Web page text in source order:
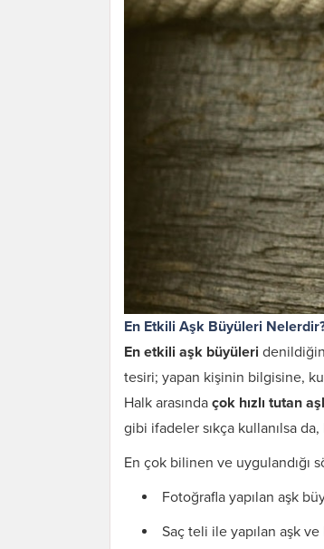
En Etkili Aşk Büyüleri
En etkili aşk büyüleri
tesiri; yapan kişinin bilgisine,
Halk arasında çok hızlı tutan
gibi ifadeler sıkça kullanılsa
En çok bilinen ve uygulandığı
Fotoğrafla yapılan aşk
Saç teli ile yapılan aşk